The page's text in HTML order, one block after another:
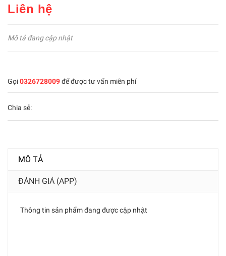
Liên hệ
Mô tả đang cập nhật
Gọi0326728009để được tư vấn miễn phí
Chia sẻ:
MÔ TẢ
ĐÁNH GIÁ (APP)
Thông tin sản phẩm đang được cập nhật